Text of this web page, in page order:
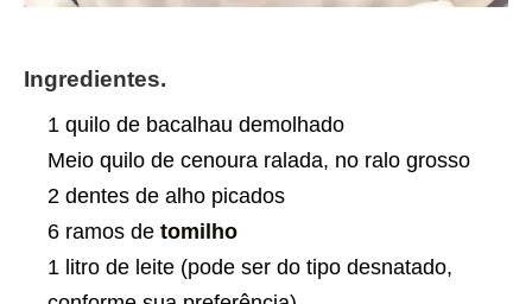
Ingredientes.
1 quilo de bacalhau demolhado
Meio quilo de cenoura ralada, no ralo grosso
2 dentes de alho picados
6 ramos de tomilho
1 litro de leite (pode ser do tipo desnatado,